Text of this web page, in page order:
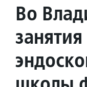
Во
занятия